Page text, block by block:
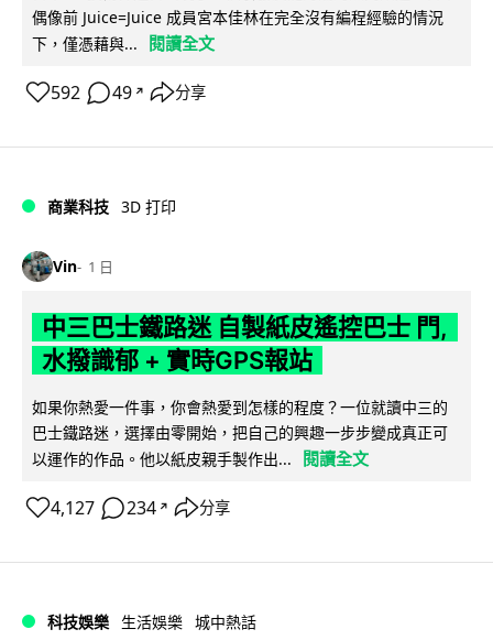
偶像前 Juice=Juice 成員宮本佳林在完全沒有編程經驗的情況
下，僅憑藉與...
閱讀全文
592 49 ↗ 分享
商業科技 3D 打印
Vin 1 日
中三巴士鐵路迷 自製紙皮遙控巴士 門,
水撥識郁 + 實時GPS報站
如果你熱愛一件事，你會熱愛到怎樣的程度？一位就讀中三的
巴士鐵路迷，選擇由零開始，把自己的興趣一步步變成真正可
以運作的作品。他以紙皮親手製作出...
閱讀全文
4,127 234 ↗ 分享
科技娛樂 生活娛樂 城中熱話